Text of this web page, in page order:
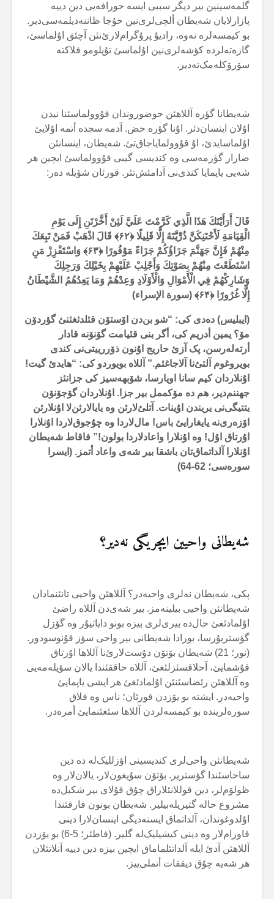
گلمەسینین بیر دیگر سببی ایسە حورافەیی دین دییە
پازارلایان شەیطان ألچی‌لری‌نین حۇجا ظاننەدیلمەسی‌دیر.
بو کیمسەلرە تەوە، رادیۇ پرۇگرام‌لارئ‌نئن آچئق اۇلماسئ،
گازەتەلردە کؤشەلری‌نین اۇلماسئ تۇپلومو فلاکتە
سۆرۆکلەمک‌تەدیر.
شەیطانا گؤرە آللاهئن حوضوروندان قۇوولماسئنا نیدن
اۇلان اینسان‌دئر. اۇنا گؤرە حض. آدمە سجدە أتمە اۇلایئ
اۇلماسایدئ، اۇ قۇوولمایاجاق‌تئ. شەیطان، اینسانئن
ضارار گؤرمەسی وە کندیسی گیبی قۇوولماسئ ایچین هر
شەیی یاپمایا کندی‌نی آدامئش‌تئر. قورئان شؤیلە دەر:
قَالَ أَرَأَيْتَكَ هَذَا الَّذِي كَرَّمْتَ عَلَيَّ لَئِنْ أَخَّرْتَنِ إِلَى يَوْمِ
الْقِيَامَةِ لَأَحْتَنِكَنَّ ذُرِّيَّتَهُ إِلَّا قَلِيلًا ﴿۶۲﴾ قَالَ اذْهَبْ فَمَنْ تَبِعَكَ
مِنْهُمْ فَإِنَّ جَهَنَّمَ جَزَاؤُكُمْ جَزَاءً مَوْفُورًا ﴿۶۳﴾ وَاسْتَفْزِزْ مَنِ
اسْتَطَعْتَ مِنْهُمْ بِصَوْتِكَ وَأَجْلِبْ عَلَيْهِمْ بِخَيْلِكَ وَرَجِلِكَ
وَشَارِكْهُمْ فِي الْأَمْوَالِ وَالْأَوْلَادِ وَعِدْهُمْ وَمَا يَعِدُهُمُ الشَّيْطَانُ
إِلَّا غُرُورًا ﴿۶۴﴾ (سورة الإسراء)
(ایبلیس) دەدی کی: “شو بن‌دن اۆستۆن قئلدئغئنئ گؤردۆن
مۆ؟ یمین أدریم کی، أگر بنی قئیامت گۆنۆنە قادار
أرتەلەرسن، پک آزئ حاریج اۇنون ذۆررییتی‌نی کندی
بویروغوم آلتئ‌نا آلاجاغئم.” آللاە بویوردو کی: “هایدئ گیت!
اۇنلاردان کیم سانا اویارسا، شۆبهەسیز کی جزانئز
جهننم‌دیر، هم دە مۆکممل بیر جزا. اۇنلاردان گۆجۆنۆن
یتتیگی‌نی یریندن اۇینات. آتلئ‌لارئن وە یایالارئن‌لا اۇنلارئن
اۆزەری‌نە یایغارایئ باس! مال‌لاردا وە چۇجوق‌لاردا اۇنلارا
اۇرتاق اۇل! وە اۇنلارا واعادلاردا بولون!” فاقاط شەیطان
اۇنلارا آلداتماق‌تان باشقا بیر شەی واعاد أتمز. (ایسرا
سورەسی؛ 62-64
)
شەیطانی واحیین ایچریگی نەدیر؟
پکی، شەیطان نەلری واحیەدر؟ آللاهئن واحیی تانئنمادان
شەیطانئن واحیی بیلینەمز. بیر شەی‌دن آللاە راضئ
اۇلمادئغئ حال‌دە بیری‌لری بیزە بونو دایاتیۇر وە گۆزل
گؤستریۇرسا، بورادا شەیطانی بیر واحی سؤز قۇنوسودور.
(نور؛ 21) شەیطان بۆتۆن دۇست‌لارئ‌نا آللاها اۇرتاق
قۇشمایئ، آحلاقسئزلئغئ، آللاە حاققئندا یالان سؤیلەمەیی
وە آللاهئن رئضاسئنئن اۇلمادئغئ هر ایشی یاپمایئ
واحیەدر. ایشتە بو یۆزدن قورئان؛ ناس وە فلاق
سورەلریندە بو کیمسەلردن آللاها سئغئنمایئ أمرەدر.
شەیطانئن واحی‌لری کندیسینی اؤزللیک‌لە دە دین
ساحاسئندا گؤستریر. بۆتۆن سۇیغون‌لار، یالان‌لار وە
ظولۆم‌لر، دین قوللانئلاراق چۇق قۇلای بیر شکیل‌دە
مشروع حالە گتیریلەبیلیر. شەیطان بونون فارقئندا
اۇلدوغوندان، آلداتماق ایستەدیگی اینسان‌لارا دینی
قاورام‌لار وە دینی کیشیلیک‌لە گلیر. (فاطئر؛ 5-6) بو یۆزدن
آللاهئن آدئ ایلە آلداتئلماماق ایچین بیزە دین دییە آنلاتئلان
هر شەیە چۇق دیققات أتملی‌ییز.